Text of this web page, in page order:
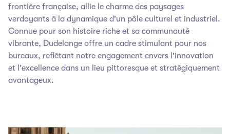
frontière française, allie le charme des paysages
verdoyants à la dynamique d'un pôle culturel et industriel.
Connue pour son histoire riche et sa communauté
vibrante, Dudelange offre un cadre stimulant pour nos
bureaux, reflétant notre engagement envers l'innovation
et l'excellence dans un lieu pittoresque et stratégiquement
avantageux.